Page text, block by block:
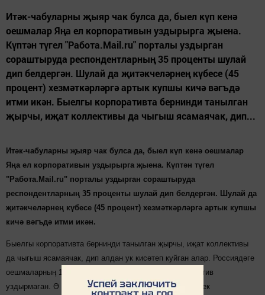
Итәк-чабуларны җыяр чак булса да, быел күп кенә
оешмалар Яңа ел корпоративын уздырырга җыена.
Күптән түгел "Работа.Mail.ru" порталы уздырган
сораштыруда респондентларның 35 проценты шулай
дип белдергән. Шулай да җитәкчеләрнең күбесе (45
процент) хезмәткәрләргә артык купшы кичә вәгъдә
итми икән. Быелгы корпоративта бернинди танылган
җырчы, иҗат коллективы да чыгыш ясамаячак, дип...
Итәк-чабуларны җыяр чак булса да, быел күп кенә оешмалар
Яңа ел корпоративын уздырырга җыена. Күптән түгел
"Работа.Mail.ru" порталы уздырган сораштыруда
респондентларның 35 проценты шулай дип белдергән. Шулай да
җитәкчеләрнең күбесе (45 процент) хезмәткәрләргә артык купшы
кичә вәгъдә итми икән.
Быелгы корпоративта бернинди танылган җырчы, иҗат коллективы
да чыгыш ясамаячак, дип алдан ук кисәтеп куйган алар. Россиядәге
оешмаларның 15 проценты исә бер тапкыр да корпоратив
уздырмаган. Ә сездә быел бәйрәм көтеләме? Аңа ничек